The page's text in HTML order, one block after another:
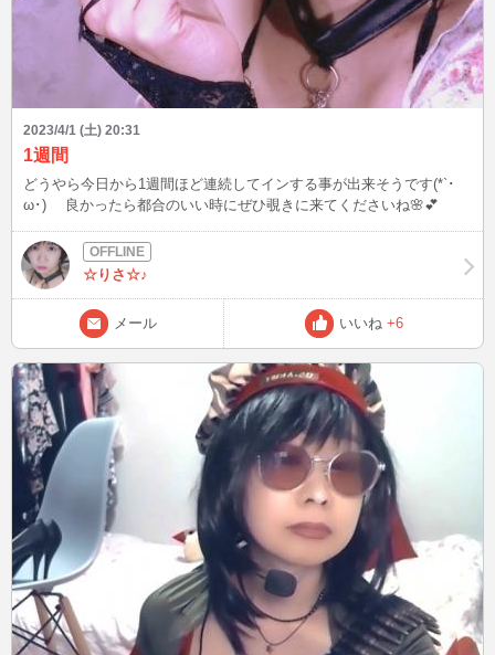
2023/4/1 (土) 20:31
1週間
どうやら今日から1週間ほど連続してインする事が出来そうです(*`･
ω･)ゞ 良かったら都合のいい時にぜひ覗きに来てくださいね🌸💕︎
☆りさ☆♪
メール いいね +6